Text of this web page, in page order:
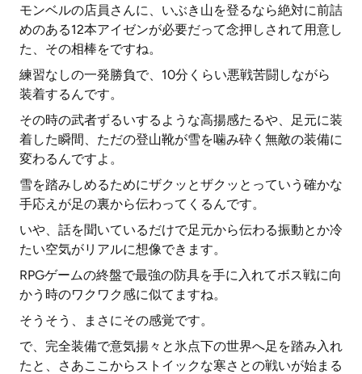
モンベルの店員さんに、いぶき山を登るなら絶対に前詰
めのある12本アイゼンが必要だって念押しされて用意し
た、その相棒をですね。
練習なしの一発勝負で、10分くらい悪戦苦闘しながら
装着するんです。
その時の武者ずるいするような高揚感たるや、足元に装
着した瞬間、ただの登山靴が雪を噛み砕く無敵の装備に
変わるんですよ。
雪を踏みしめるためにザクッとザクッとっていう確かな
手応えが足の裏から伝わってくるんです。
いや、話を聞いているだけで足元から伝わる振動とか冷
たい空気がリアルに想像できます。
RPGゲームの終盤で最強の防具を手に入れてボス戦に向
かう時のワクワク感に似てますね。
そうそう、まさにその感覚です。
で、完全装備で意気揚々と氷点下の世界へ足を踏み入れ
たと、さあここからストイックな寒さとの戦いが始まる